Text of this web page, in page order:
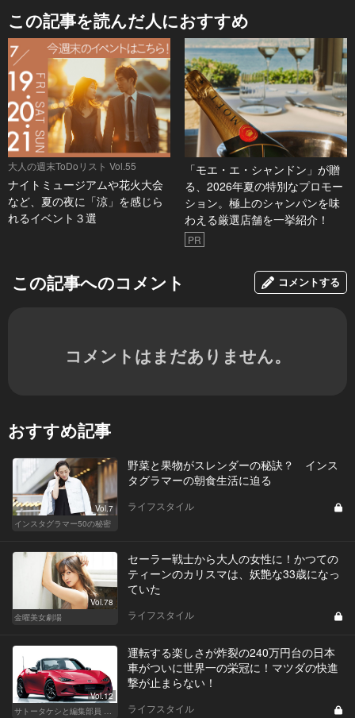
この記事を読んだ人におすすめ
大人の週末ToDoリスト Vol.55
ナイトミュージアムや花火大会
など、夏の夜に「涼」を感じら
れるイベント３選
「モエ・エ・シャンドン」が贈
る、2026年夏の特別なプロモー
ション。極上のシャンパンを味
わえる厳選店舗を一挙紹介！
PR
この記事へのコメント コメントする
コメントはまだありません。
おすすめ記事
Vol.7
インスタグラマー50の秘密
野菜と果物がスレンダーの秘訣？ インス
タグラマーの朝食生活に迫る
ライフスタイル
Vol.78
金曜美女劇場
セーラー戦士から大人の女性に！かつての
ティーンのカリスマは、妖艶な33歳になっ
ていた
ライフスタイル
Vol.12
サトータケシと編集部員 船山の"CAR GENTSへの道"
運転する楽しさが炸裂の240万円台の日本
車がついに世界一の栄冠に！マツダの快進
撃が止まらない！
ライフスタイル